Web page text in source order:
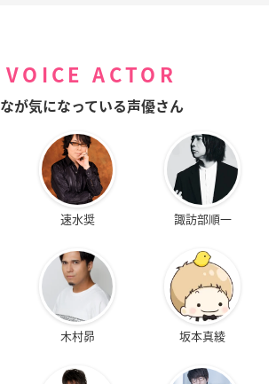
VOICE ACTOR
が気になっている声優さん
速水奨 諏訪部順一
木村昴 坂本真綾